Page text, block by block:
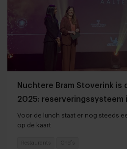
Nuchtere Bram Stoverink is
2025:
Voor de lunch staat er nog steeds
op de kaart
Restaurants Chefs